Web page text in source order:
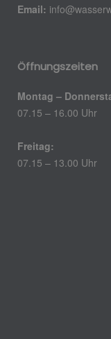
Email:
Öffnungszeiten
Montag –
07.15 – 16.00 Uhr
Freitag:
07.15 – 13.00 Uhr